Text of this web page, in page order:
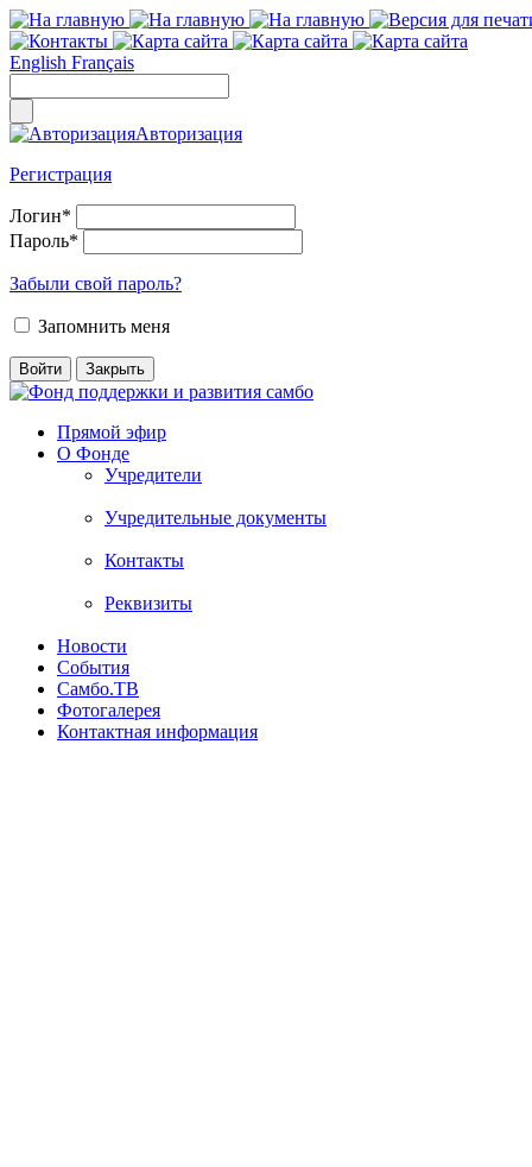
English Français
Авторизация
Регистрация
Логин*
Пароль*
Забыли свой пароль?
Запомнить меня
Прямой эфир
О Фонде
Учредители
Учредительные документы
Контакты
Реквизиты
Новости
События
Самбо.ТВ
Фотогалерея
Контактная информация